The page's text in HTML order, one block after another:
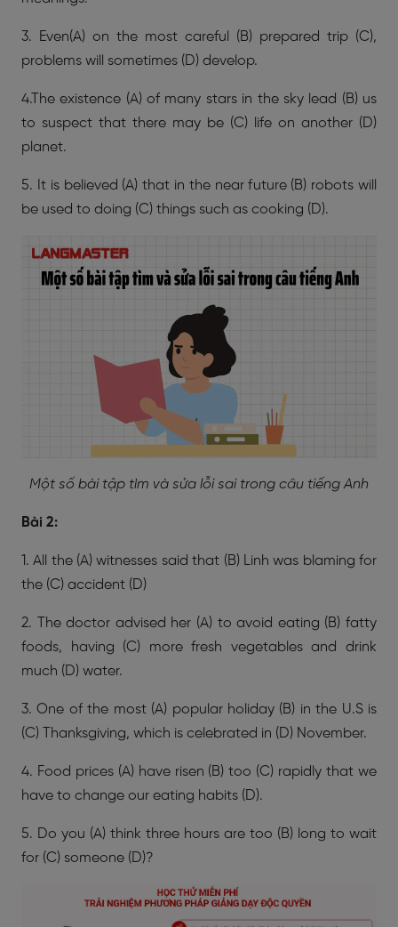
3. Even(A) on the most careful (B) prepared trip (C),
problems will sometimes (D) develop.
4.The existence (A) of many stars in the sky lead (B) us
to suspect that there may be (C) life on another (D)
planet.
5. It is believed (A) that in the near future (B) robots will
be used to doing (C) things such as cooking (D).
Một số bài tập tìm và sửa lỗi sai trong câu tiếng Anh
Bài 2:
1. All the (A) witnesses said that (B) Linh was blaming for
the (C) accident (D)
2. The doctor advised her (A) to avoid eating (B) fatty
foods, having (C) more fresh vegetables and drink
much (D) water.
3. One of the most (A) popular holiday (B) in the U.S is
(C) Thanksgiving, which is celebrated in (D) November.
4. Food prices (A) have risen (B) too (C) rapidly that we
have to change our eating habits (D).
5. Do you (A) think three hours are too (B) long to wait
for (C) someone (D)?